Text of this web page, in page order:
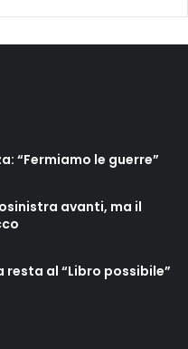
“Fermiamo le guerre”
avanti, ma il
al “Libro possibile”